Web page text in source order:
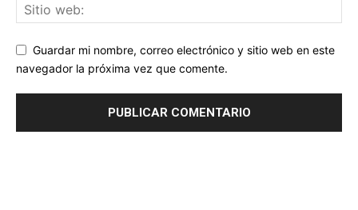
Guardar mi nombre, correo electrónico y sitio web en este
navegador la próxima vez que comente.